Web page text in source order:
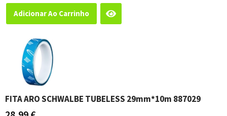
Adicionar Ao Carrinho
FITA ARO SCHWALBE TUBELESS 29mm*10m 887029